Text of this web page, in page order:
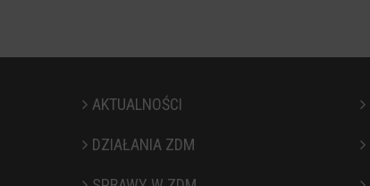
AKTUALNOŚCI
DZIAŁANIA ZDM